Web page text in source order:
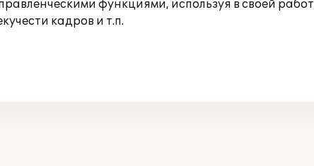
функциями, используя в своей
кадров и т.п.